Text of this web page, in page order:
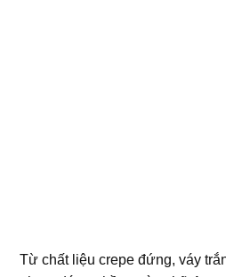
Từ chất liệu crepe đứng, váy